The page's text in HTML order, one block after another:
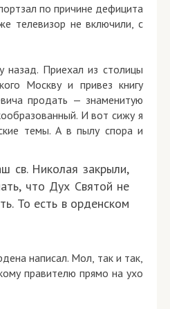
по причине дефицита
телевизор не включили, с
Приехал из столицы
Москву и привез книгу
продать — знаменитую
И вот сижу я
темы. А в пылу спора и
св. Николая закрыли,
что Дух Святой не
То есть в орденском
написал. Мол, так и так,
правителю прямо на ухо